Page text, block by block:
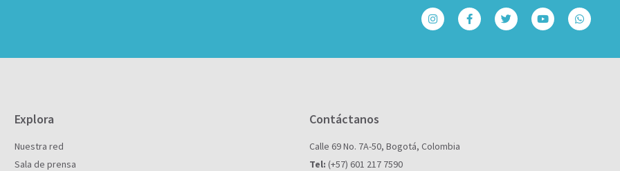
Explora
Nuestra red
Sala de prensa
Contáctanos
Calle 69 No. 7A-50, Bogotá, Colombia
Tel: (+57) 601 217 7590